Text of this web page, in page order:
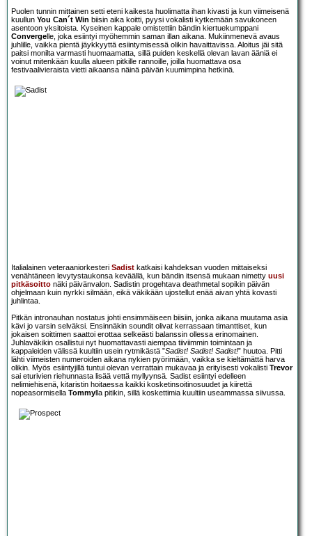
Puolen tunnin mittainen setti eteni kaikesta huolimatta ihan kivasti ja kun viimeisenä
kuullun You Can´t Win biisin aika koitti, pyysi vokalisti kytkemään savukoneen
asentoon yksitoista. Kyseinen kappale omistettiin bändin kiertuekumppani
Converge lle, joka esiintyi myöhemmin saman illan aikana. Mukiinmenevä avaus
juhlille, vaikka pientä jäykkyyttä esiintymisessä olikin havaittavissa. Aloitus jäi sitä
paitsi monilta varmasti huomaamatta, sillä puiden keskellä olevan lavan ääniä ei
voinut mitenkään kuulla alueen pitkille rannoille, joilla huomattava osa
festivaalivieraista vietti aikaansa näinä päivän kuumimpina hetkinä.
Italialainen veteraaniorkesteri Sadist katkaisi kahdeksan vuoden mittaiseksi
venähtäneen levytystaukonsa keväällä, kun bändin itsensä mukaan nimetty uusi
pitkäsoitto näki päivänvalon. Sadistin progehtava deathmetal sopikin päivän
ohjelmaan kuin nyrkki silmään, eikä väkikään ujostellut enää aivan yhtä kovasti
juhlintaa.
Pitkän intronauhan nostatus johti ensimmäiseen biisiin, jonka aikana muutama asia
kävi jo varsin selväksi. Ensinnäkin soundit olivat kerrassaan timanttiset, kun
jokaisen soittimen saattoi erottaa selkeästi balanssin ollessa erinomainen.
Juhlaväkikin osallistui nyt huomattavasti aiempaa tiiviimmin toimintaan ja
kappaleiden välissä kuultiin usein rytmikästä ”Sadist! Sadist! Sadist!” huutoa. Pitti
lähti viimeisten numeroiden aikana nykien pyörimään, vaikka se kieltämättä harva
olikin. Myös esiintyjillä tuntui olevan verrattain mukavaa ja erityisesti vokalisti Trevor
sai eturivien riehunnasta lisää vettä myllyynsä. Sadist esiintyi edelleen
nelimiehisenä, kitaristin hoitaessa kaikki kosketinsoitinosuudet ja kiirettä
nopeasormisella Tommy lla pitikin, sillä koskettimia kuultiin useammassa siivussa.